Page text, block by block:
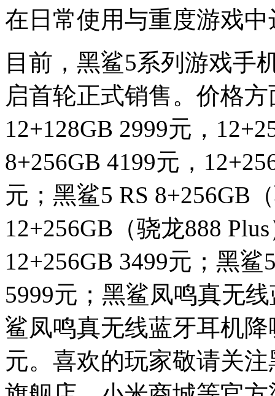
在日常使用与重度游戏
目前，黑鲨5系列游戏手
启首轮正式销售。价格
12+128GB 2999元，
8+256GB 4199元，
元；黑鲨5 RS 8+256GB
12+256GB（骁龙888
12+256GB 3499元；黑
5999元；黑鲨凤鸣真无
鲨凤鸣真无线蓝牙耳机
元。喜欢的玩家敬请关